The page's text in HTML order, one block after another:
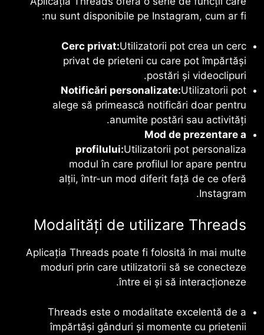
nu sunt disponibile pe Instagram, cum ar fi:
Cerc privat:Utilizatorii pot crea un cerc
privat de prieteni cu care pot împărtăși
postări și videoclipuri.
Notificări personalizate:Utilizatorii pot
alege să primească notificări doar pentru
anumite postări sau activități.
Mod de prezentare a
profilului:Utilizatorii pot personaliza
modul în care profilul lor apare pentru
alții, într-un mod diferit față de ce oferă
Instagram.
Modalități de utilizare Threads
Aplicația Threads poate fi folosită în mai multe
moduri prin care utilizatorii să se conecteze
între ei și să interacționeze.
Threads este o modalitate excelentă de a
împărtăși gânduri și momente cu prietenii